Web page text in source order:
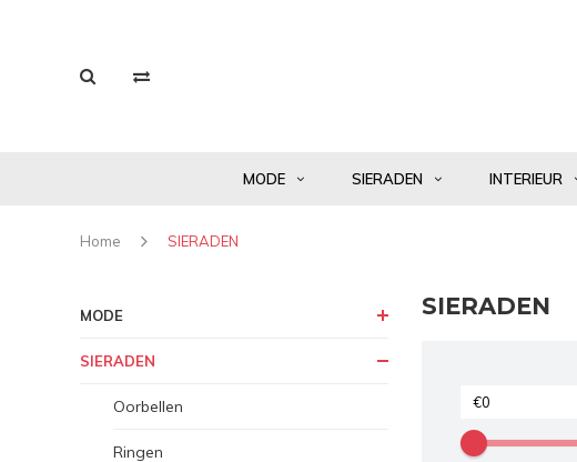
MODE SIERADEN INTERIEUR
Home SIERADEN
MODE
SIERADEN
Oorbellen
Ringen
SIERADEN